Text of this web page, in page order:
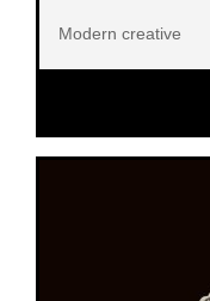
Modern creative